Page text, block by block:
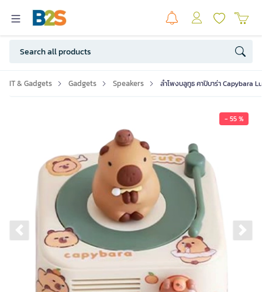
IT & Gadgets Gadgets Speakers ลำโพงบลูทูธ คาปิบาร่า Capybara
- 55 %
Previous slide